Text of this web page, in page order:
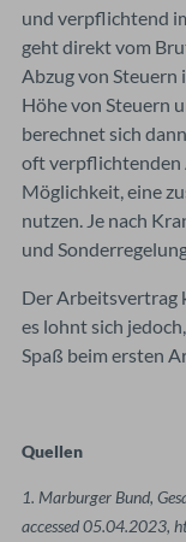
und verpflichtend
geht direkt vom
Abzug von
Höhe von Steuern
berechnet sich
oft verpflichtenden
Möglichkeit, eine
nutzen. Je nach
und
Der Arbeitsvertrag
es lohnt sich
Spaß beim ersten
Quellen
1. Marburger Bund,
accessed 05.04.2023,